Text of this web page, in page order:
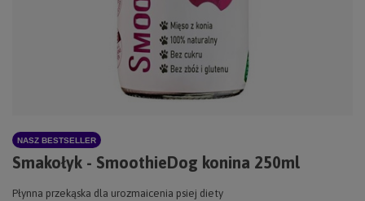
NASZ BESTSELLER
Smakołyk - SmoothieDog konina 250ml
Płynna przekąska dla urozmaicenia psiej diety